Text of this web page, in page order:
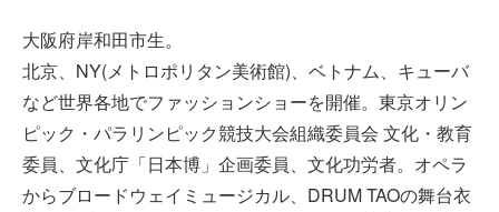
大阪府岸和田市生。
北京、NY(メトロポリタン美術館)、ベトナム、キューバ
など世界各地でファッションショーを開催。東京オリン
ピック・パラリンピック競技大会組織委員会 文化・教育
委員、文化庁「日本博」企画委員、文化功労者。オペラ
からブロードウェイミュージカル、DRUM TAOの舞台衣